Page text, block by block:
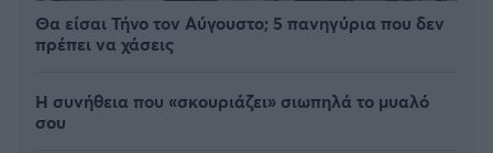
Θα είσαι Τήνο τον Αύγουστο; 5 πανηγύρια που δεν
πρέπει να χάσεις
Η συνήθεια που «σκουριάζει» σιωπηλά το μυαλό
σου